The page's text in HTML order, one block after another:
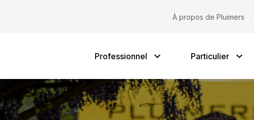
À propos de Pluimers
Professionnel Particulier